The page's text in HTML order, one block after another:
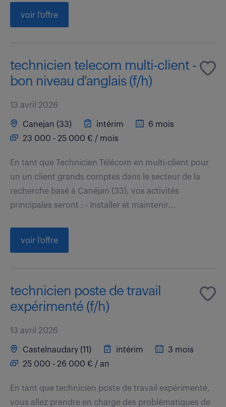
voir l'offre
technicien telecom multi-client -
bon niveau d'anglais (f/h)
13 avril 2026
Canejan (33) intérim
6 mois
23 000 - 25 000 € / mois
En tant que Technicien Télécom en multi-client pour
un un client grands comptes dans le secteur de la
recherche basé à Canéjan (33), vos activités
principales seront : - Installer et maintenir...
voir l'offre
technicien poste de travail
expérimenté (f/h)
13 avril 2026
Castelnaudary (11) intérim
3 mois
25 000 - 26 000 € / an
En tant que technicien poste de travail expérimenté,
vous allez prendre en charge des problématiques de